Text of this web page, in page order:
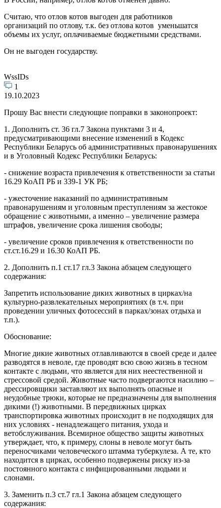
Считаю, что отлов котов выгоден для работников
организаций по отлову, т.к. без отлова котов уменьшатся
объемы их услуг, оплачиваемые бюджетными средствами.
Он не выгоден государству.
WssIDs
1
19.10.2023
Прошу Вас внести следующие поправки в законопроект:
1. Дополнить ст. 36 гл.7 Закона пунктами 3 и 4,
предусматривающими внесение изменений в Кодекс
Республики Беларусь об административных правонарушениях
и в Уголовный Кодекс Республики Беларусь:
- снижение возраста привлечения к ответственности за статьи
16.29 КоАП РБ и 339-1 УК РБ;
- ужесточение наказаний по административным
правонарушениям и уголовным преступлениям за жестокое
обращение с животными, а именно – увеличение размера
штрафов, увеличение срока лишения свободы;
- увеличение сроков привлечения к ответственности по
ст.ст.16.29 и 16.30 КоАП РБ.
2. Дополнить п.1 ст.17 гл.3 Закона абзацем следующего
содержания:
Запретить использование диких животных в цирках/на
культурно-развлекательных мероприятиях (в т.ч. при
проведении уличных фотосессий в парках/зонах отдыха и
т.п.).
Обоснование:
Многие дикие животных отлавливаются в своей среде и далее
разводятся в неволе, где проводят всю свою жизнь в тесном
контакте с людьми, что является для них неестественной и
стрессовой средой. Животные часто подвергаются насилию –
дрессировщики заставляют их выполнять опасные и
неудобные трюки, которые не предназначены для выполнения
дикими (!) животными. В передвижных цирках
транспортировка животных происходит в не подходящих для
них условиях - ненадлежащего питания, ухода и
ветобслуживания. Всемирное общество защиты животных
утверждает, что, к примеру, слоны в неволе могут быть
переносчиками человеческого штамма туберкулеза. А те, кто
находится в цирках, особенно подвержены риску из-за
постоянного контакта с инфицированными людьми и
слонами.
3. Заменить п.3 ст.7 гл.1 Закона абзацем следующего
содержания: